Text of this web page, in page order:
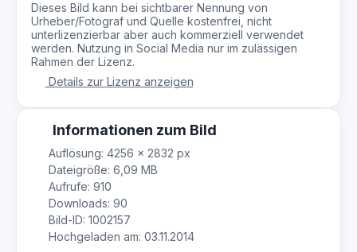
Dieses Bild kann bei sichtbarer Nennung von
Urheber/Fotograf und Quelle kostenfrei, nicht
unterlizenzierbar aber auch kommerziell verwendet
werden. Nutzung in Social Media nur im zulässigen
Rahmen der Lizenz.
Details zur Lizenz anzeigen
Informationen zum Bild
Auflösung: 4256 × 2832 px
Dateigröße: 6,09 MB
Aufrufe: 910
Downloads: 90
Bild-ID: 1002157
Hochgeladen am: 03.11.2014